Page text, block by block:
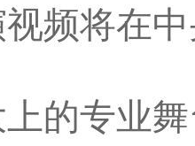
频将在
的专业